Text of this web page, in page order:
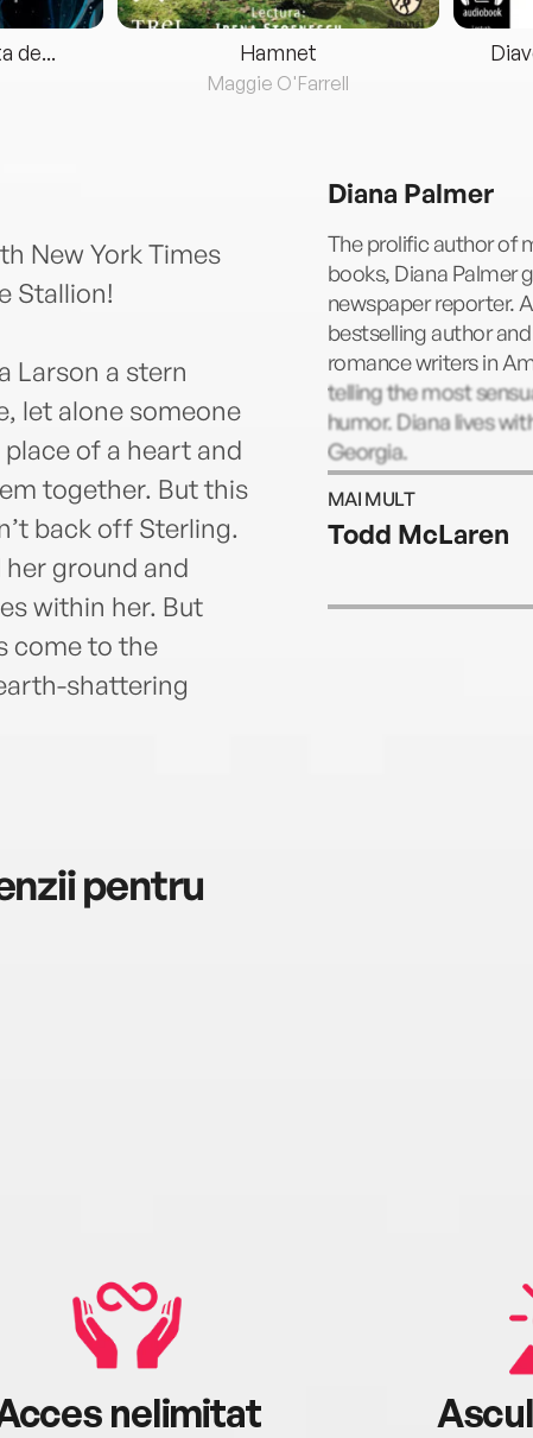
de... Hamnet
Maggie O'Farrell
New York Times
Stallion!
Larson a stern
let alone someone
of a heart and
together. But this
back off Sterling.
ground and
within her. But
come to the
shattering
pentru
Diana Palmer
The prolific author of
books, Diana Palmer
newspaper reporter.
bestselling author
romance writers in
telling the most
humor. Diana lives
Georgia.
MAI MULT
Todd McLaren
nelimitat